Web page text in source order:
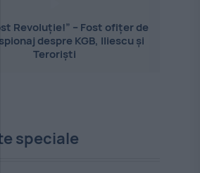
Revoluție!” – Fost ofițer de
despre KGB, Iliescu și
Teroriști
speciale